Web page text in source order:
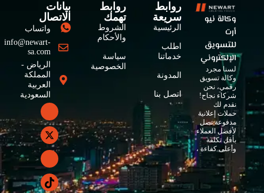
وكالة نيو
أرت
للتسويق
الإلكتروني
لسنا مجرد
وكالة تسويق
رقمي، نحن
شركاء نجاح!
نقدم لك
حملات إعلانية
مدفوعة تصل
لأفضل العملاء
بأقل تكلفة
وأعلى كفاءة ،
روابط
سريعة
الرئيسية
اطلب
خدماتنا
المدونة
اتصل بنا
روابط
تهمك
الشروط
والأحكام
سياسة
الخصوصية
بيانات
الاتصال
واتساب
info@newart-
sa.com
الرياض -
المملكة
العربية
السعودية